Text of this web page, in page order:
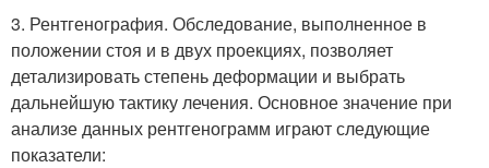
3. Рентгенография. Обследование, выполненное в
положении стоя и в двух проекциях, позволяет
детализировать степень деформации и выбрать
дальнейшую тактику лечения. Основное значение при
анализе данных рентгенограмм играют следующие
показатели: